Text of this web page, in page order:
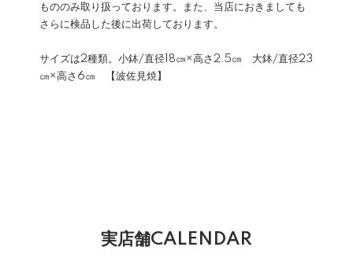
もののみ取り扱っております。また、当店におきましても
さらに検品した後に出荷しております。
サイズは2種類。小鉢/直径18㎝×高さ2.5㎝ 大鉢/直径23
㎝×高さ6㎝ 【波佐見焼】
実店舗CALENDAR